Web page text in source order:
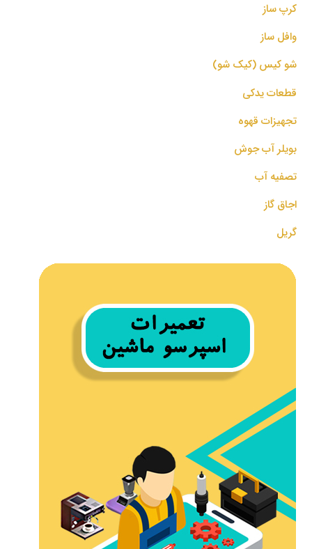
کرپ ساز
وافل ساز
شو کیس (کیک شو)
قطعات یدکی
تجهیزات قهوه
بویلر آب جوش
تصفیه آب
اجاق گاز
گریل